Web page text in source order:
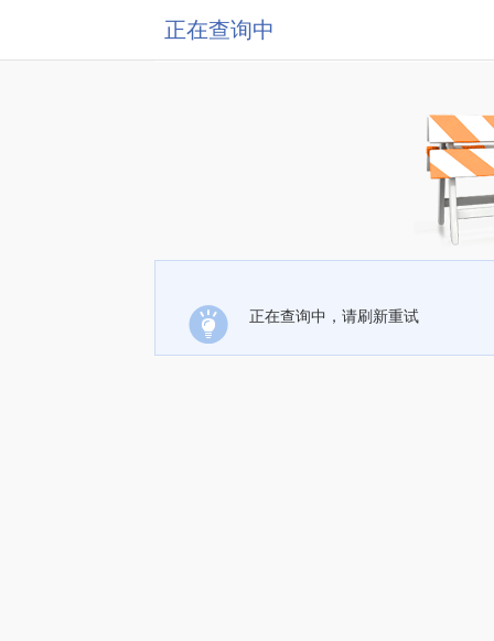
正在查询中
正在查询中，请刷新重试